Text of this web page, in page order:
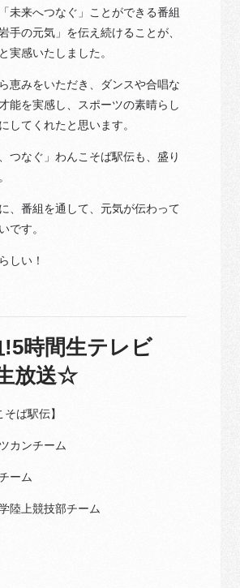
未来へつなぐ」ことができる番組
手の元気」を伝え続けることが、
実感いたしました。
恵みをいただき、ダンスや合唱な
能を実感し、スポーツの素晴らし
してくれたと思います。
つなぐ」わんこそば駅伝も、盛り
、番組を通して、元気が伝わって
です。
しい！
!5時間生テレビ
放送☆
そば駅伝】
カンチーム
ーム
陸上競技部チーム